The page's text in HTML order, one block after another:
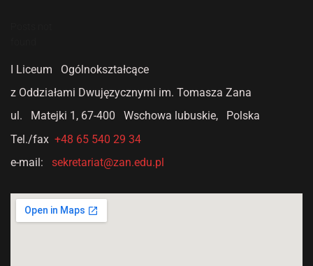
I Liceum Ogólnokształcące
z Oddziałami Dwujęzycznymi im. Tomasza Zana
ul. Matejki 1, 67-400 Wschowa lubuskie, Polska
Tel./fax +48 65 540 29 34
e-mail: sekretariat@zan.edu.pl